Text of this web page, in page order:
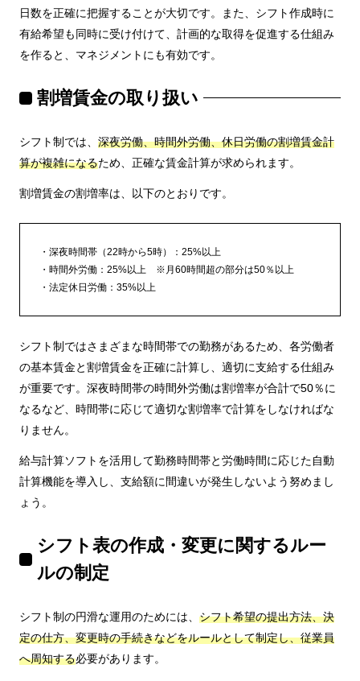
日数を正確に把握することが大切です。また、シフト作成時に
有給希望も同時に受け付けて、計画的な取得を促進する仕組み
を作ると、マネジメントにも有効です。
割増賃金の取り扱い
シフト制では、 深夜労働、時間外労働、休日労働の割増賃金計
算が複雑になるため、正確な賃金計算が求められます。
割増賃金の割増率は、以下のとおりです。
深夜時間帯（22時から5時）：25%以上
時間外労働：25%以上 ※月60時間超の部分は50％以上
法定休日労働：35%以上
シフト制ではさまざまな時間帯での勤務があるため、各労働者
の基本賃金と割増賃金を正確に計算し、適切に支給する仕組み
が重要です。深夜時間帯の時間外労働は割増率が合計で50％に
なるなど、時間帯に応じて適切な割増率で計算をしなければな
りません。
給与計算ソフトを活用して勤務時間帯と労働時間に応じた自動
計算機能を導入し、支給額に間違いが発生しないよう努めまし
ょう。
シフト表の作成・変更に関するルー
ルの制定
シフト制の円滑な運用のためには、 シフト希望の提出方法、決
定の仕方、変更時の手続きなどをルールとして制定し、従業員
へ周知する必要があります。